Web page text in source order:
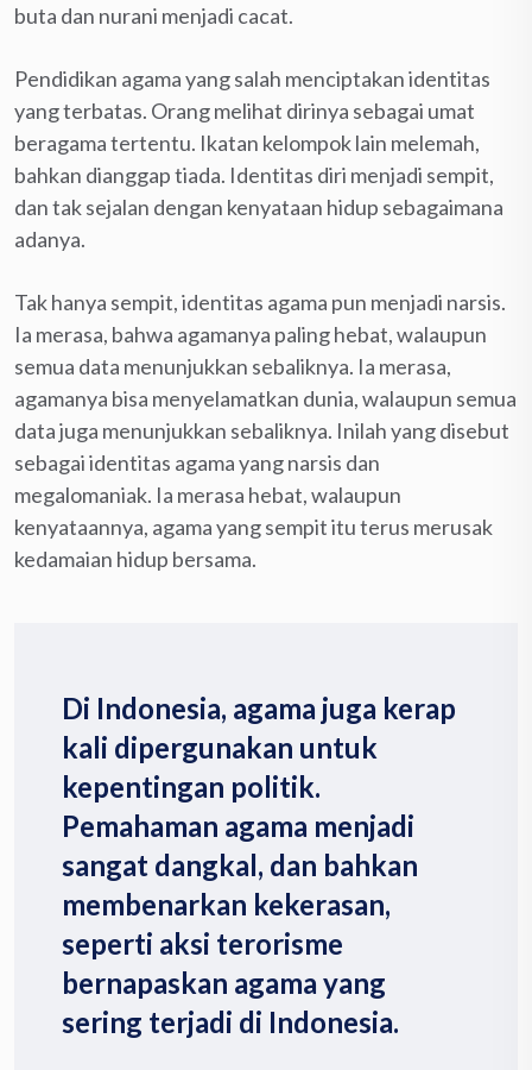
buta dan nurani menjadi cacat.
Pendidikan agama yang salah menciptakan identitas
yang terbatas. Orang melihat dirinya sebagai umat
beragama tertentu. Ikatan kelompok lain melemah,
bahkan dianggap tiada. Identitas diri menjadi sempit,
dan tak sejalan dengan kenyataan hidup sebagaimana
adanya.
Tak hanya sempit, identitas agama pun menjadi narsis.
Ia merasa, bahwa agamanya paling hebat, walaupun
semua data menunjukkan sebaliknya. Ia merasa,
agamanya bisa menyelamatkan dunia, walaupun semua
data juga menunjukkan sebaliknya. Inilah yang disebut
sebagai identitas agama yang narsis dan
megalomaniak. Ia merasa hebat, walaupun
kenyataannya, agama yang sempit itu terus merusak
kedamaian hidup bersama.
Di Indonesia, agama juga kerap
kali dipergunakan untuk
kepentingan politik.
Pemahaman agama menjadi
sangat dangkal, dan bahkan
membenarkan kekerasan,
seperti aksi terorisme
bernapaskan agama yang
sering terjadi di Indonesia.